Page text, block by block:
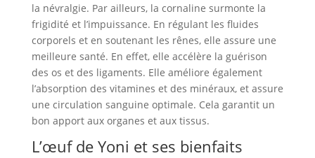
la névralgie. Par ailleurs, la cornaline surmonte la
frigidité et l’impuissance. En régulant les fluides
corporels et en soutenant les rênes, elle assure une
meilleure santé. En effet, elle accélère la guérison
des os et des ligaments. Elle améliore également
l’absorption des vitamines et des minéraux, et assure
une circulation sanguine optimale. Cela garantit un
bon apport aux organes et aux tissus.
L’œuf de Yoni et ses bienfaits